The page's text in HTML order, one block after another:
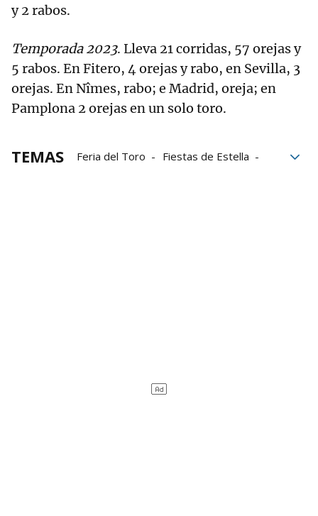
y 2 rabos.
Temporada 2023. Lleva 21 corridas, 57 orejas y
5 rabos. En Fitero, 4 orejas y rabo, en Sevilla, 3
orejas. En Nîmes, rabo; e Madrid, oreja; en
Pamplona 2 orejas en un solo toro.
TEMAS Feria del Toro
Fiestas de Estella